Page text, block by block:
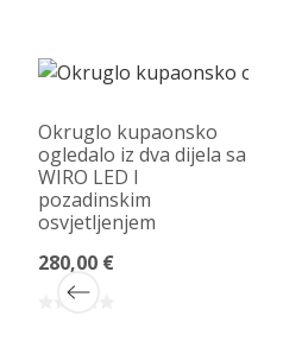
Okruglo kupaonsko
ogledalo iz dva dijela sa
WIRO LED I
pozadinskim
osvjetljenjem
280,00 €